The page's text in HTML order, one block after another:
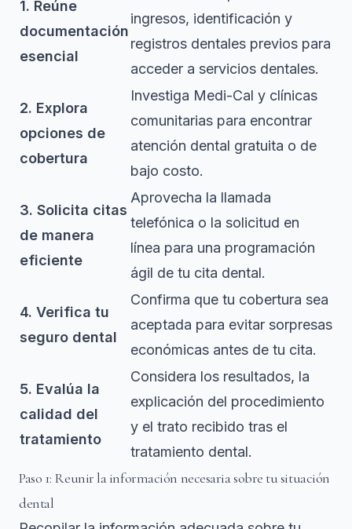
1. Reúne
documentación
esencial
ingresos, identificación y
registros dentales previos para
acceder a servicios dentales.
2. Explora
opciones de
cobertura
Investiga Medi-Cal y clínicas
comunitarias para encontrar
atención dental gratuita o de
bajo costo.
3. Solicita citas
de manera
eficiente
Aprovecha la llamada
telefónica o la solicitud en
línea para una programación
ágil de tu cita dental.
4. Verifica tu
seguro dental
Confirma que tu cobertura sea
aceptada para evitar sorpresas
económicas antes de tu cita.
5. Evalúa la
calidad del
tratamiento
Considera los resultados, la
explicación del procedimiento
y el trato recibido tras el
tratamiento dental.
Paso 1: Reunir la información necesaria sobre tu situación
dental